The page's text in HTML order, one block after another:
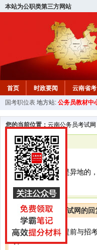
本站为公职类第三方网站
首页 时政要闻 云南省考
国考职位表 地方站: 公务员教材中
您的当前位置： 云南公务员考试网
已解决
保山公务员
今年国考政审了是异地的
云南公务员考试网的回
你好，建议考生提前与招
持！